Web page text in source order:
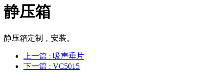
静压箱
静压箱定制，安装。
上一篇 : 吸声垂片
下一篇 : VC5015